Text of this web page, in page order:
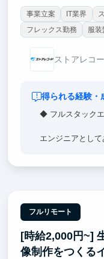
事業立案 IT業界
フレックス勤務
服装
ストアレコ
得られる経験・
◆ フルスタック
エンジニアとして
リースし、これか
ズです。スクラッ
流れを0から学べ
験を積むことがで
フルリモート
[時給2,000円~]
像制作をつくる